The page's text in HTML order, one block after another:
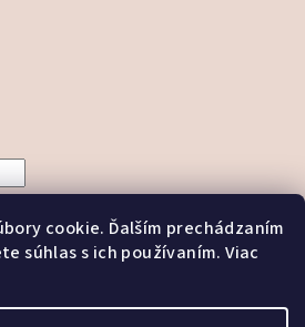
cookie. Ďalším prechádzaním
súhlas s ich používaním. Viac
heslo